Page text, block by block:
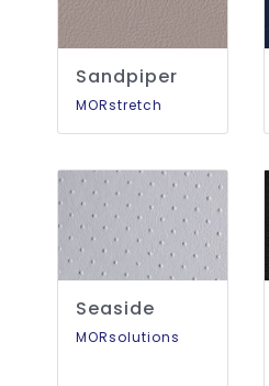
Sandpiper
MORstretch
Seaside
MORsolutions